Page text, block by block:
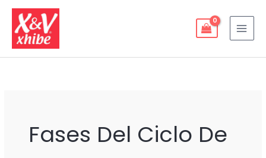
contenido
Fases Del Ciclo De